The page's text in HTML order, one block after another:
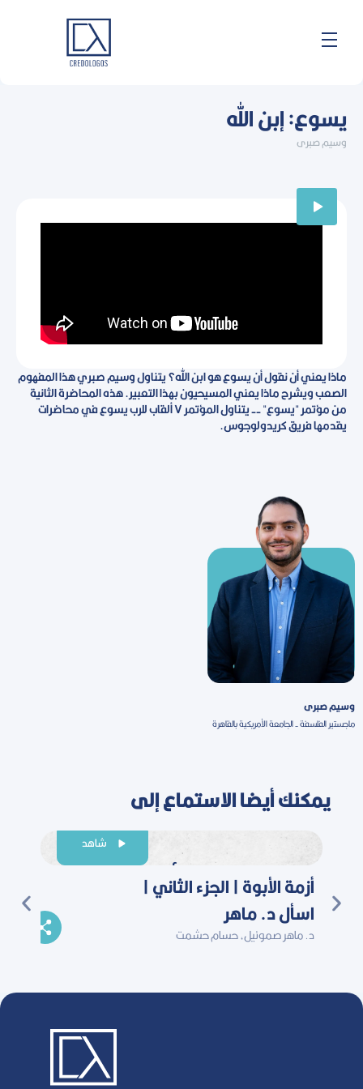
المحتوى
يسوع: إبن الله
وسيم صبرى
ماذا يعني أن نقول أن يسوع هو ابن الله؟ يتناول وسيم صبري هذا المفهوم
الصعب ويشرح ماذا يعني المسيحيون بهذا التعبير. هذه المحاضرة الثانية
من مؤتمر "يسوع" -- يتناول المؤتمر ٧ ألقاب للرب يسوع في محاضرات
يقدمها فريق كريدولوجوس.
وسيم صبرى
ماجستير الفلسفة - الجامعة الأمريكية بالقاهرة
يمكنك أيضا الاستماع إلى
أزمة الأبوة | الجزء الثاني |
اسأل د. ماهر
د. ماهر صموئيل، حسام حشمت